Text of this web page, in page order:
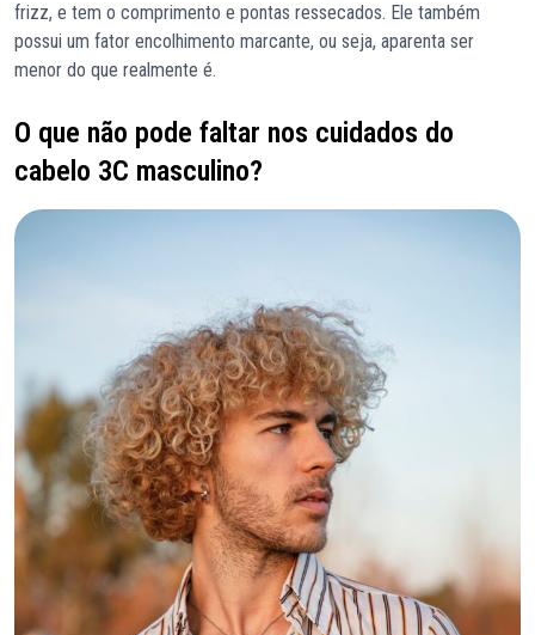
frizz, e tem o comprimento e pontas ressecados. Ele também
possui um fator encolhimento marcante, ou seja, aparenta ser
menor do que realmente é.
O que não pode faltar nos cuidados do
cabelo 3C masculino?